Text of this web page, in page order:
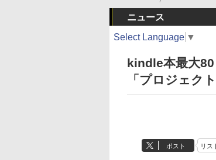
ニュース
Select Language ▼
kindle本最大
「プロジェク
ポスト リス